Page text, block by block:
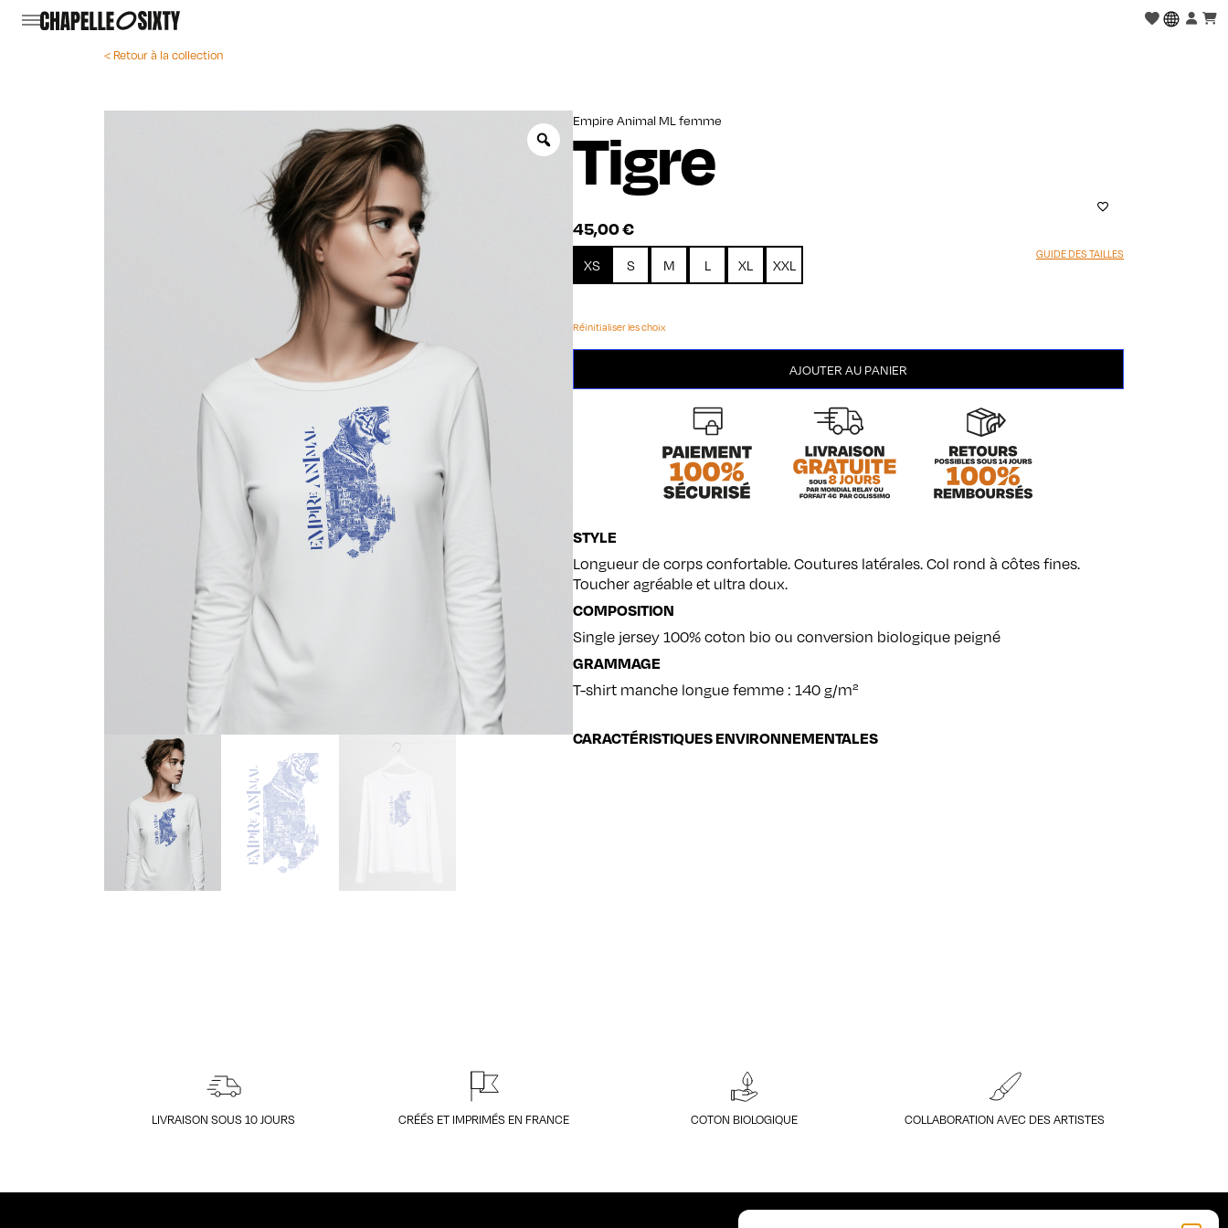
< Retour à la collection
Zoom
Empire Animal ML femme
Tigre
45,00€
GUIDE DES TAILLES
XS S M L XL XXL
Réinitialiser les choix
AJOUTER AU PANIER
STYLE
Longueur de corps confortable. Coutures latérales. Col rond à côtes fines.
Toucher agréable et ultra doux.
COMPOSITION
Single jersey 100% coton bio ou conversion biologique peigné
GRAMMAGE
T-shirt manche longue femme : 140 g/m²
CARACTÉRISTIQUES ENVIRONNEMENTALES
LIVRAISON SOUS 10 JOURS CRÉÉS ET IMPRIMÉS EN FRANCE COTON BIOLOGIQUE COLLABORATION AVEC DES ARTISTES